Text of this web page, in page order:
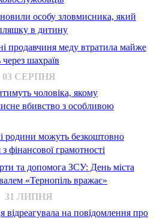
особу зловмисника, який
в дитину
продавчиня меду втратила майже
шахраїв
03 СЕРПНЯ
чоловіка, якому
вбивство з особливою
родини можуть безкоштовно
фінансової грамотності
та допомога ЗСУ: День міста
«Тернопіль вражає»
31 ЛИПНЯ
відреагувала на повідомлення про